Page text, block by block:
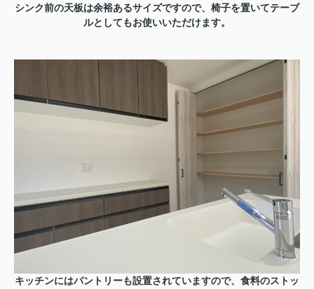
シンク前の天板は余裕あるサイズですので、椅子を置いてテーブ
ルとしてもお使いいただけます。
キッチンにはパントリーも設置されていますので、食料のストッ